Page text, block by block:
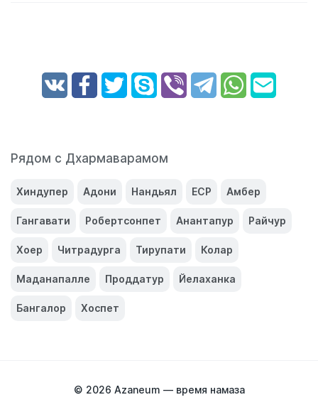
Рядом с Дхармаварамом
Хиндупер Адони Нандьял ЕСР Амбер
Гангавати Робертсонпет Анантапур Райчур
Хоер Читрадурга Тирупати Колар
Маданапалле Проддатур Йелаханка
Бангалор Хоспет
© 2026 Azaneum — время намаза